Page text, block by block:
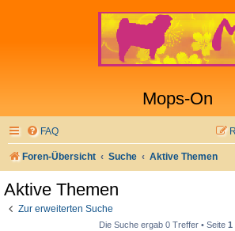
Mops-On
FAQ
Foren-Übersicht Suche Aktive Themen
Aktive Themen
Zur erweiterten Suche
Die Suche ergab 0 Treffer • Seite 1